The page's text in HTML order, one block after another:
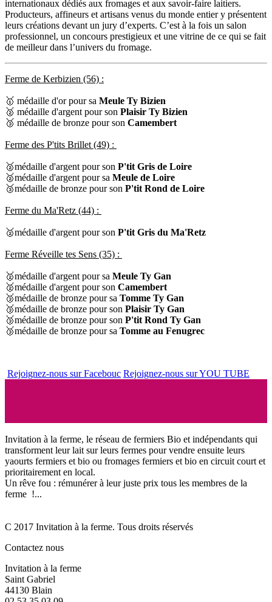
internationaux dédiés aux fromages et aux savoir-faire laitiers.
Producteurs, affineurs et artisans venus du monde entier y présentent
leurs créations devant un jury d’experts. C’est à la fois un salon
professionnel, un concours prestigieux et une vitrine de ce qui se fait
de meilleur dans l’univers du fromage.
Ferme de Kerbizien (56) :
🥇 médaille d'or pour sa Meule Ty Bizien
🥈 médaille d'argent pour son Plaisir Ty Bizien
🥉 médaille de bronze pour son Camembert
Ferme des P'tits Brillet (49) :
🥈médaille d'argent pour son P'tit Gris de Loire
🥈médaille d'argent pour sa Meule de Loire
🥉médaille de bronze pour son P'tit Rond de Loire
Ferme du Ma'Retz (44) :
🥈médaille d'argent pour son P'tit Gris du Ma'Retz
Ferme Réveille tes Sens (35) :
🥈médaille d'argent pour sa Meule Ty Gan
🥈médaille d'argent pour son Camembert
🥉médaille de bronze pour sa Tomme Ty Gan
🥉médaille de bronze pour son Plaisir Ty Gan
🥉médaille de bronze pour son P'tit Rond Ty Gan
🥉médaille de bronze pour sa Tomme au Fenugrec
Rejoignez-nous sur Facebouc Rejoignez-nous sur YOU TUBE
Invitation à la ferme, le réseau de fermiers Bio et indépendants qui
transforment leur lait sur leurs fermes pour vendre ensuite leurs
yaourts fermiers et bio ou fromages fermiers et bio en circuit court et
prioritairement en local.
Un rêve fou : rémunérer à leur juste prix tous les membres de la
ferme !...
C 2017 Invitation à la ferme. Tous droits réservés
Contactez nous
Invitation à la ferme
Saint Gabriel
44130 Blain